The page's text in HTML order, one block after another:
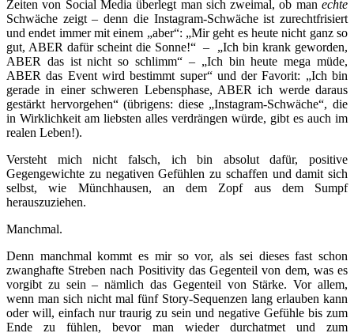
Zeiten von Social Media überlegt man sich zweimal, ob man echte
Schwäche zeigt – denn die Instagram-Schwäche ist zurechtfrisiert
und endet immer mit einem „aber“: „Mir geht es heute nicht ganz so
gut, ABER dafür scheint die Sonne!“ – „Ich bin krank geworden,
ABER das ist nicht so schlimm“ – „Ich bin heute mega müde,
ABER das Event wird bestimmt super“ und der Favorit: „Ich bin
gerade in einer schweren Lebensphase, ABER ich werde daraus
gestärkt hervorgehen“ (übrigens: diese „Instagram-Schwäche“, die
in Wirklichkeit am liebsten alles verdrängen würde, gibt es auch im
realen Leben!).
Versteht mich nicht falsch, ich bin absolut dafür, positive
Gegengewichte zu negativen Gefühlen zu schaffen und damit sich
selbst, wie Münchhausen, an dem Zopf aus dem Sumpf
herauszuziehen.
Manchmal.
Denn manchmal kommt es mir so vor, als sei dieses fast schon
zwanghafte Streben nach Positivity das Gegenteil von dem, was es
vorgibt zu sein – nämlich das Gegenteil von Stärke. Vor allem,
wenn man sich nicht mal fünf Story-Sequenzen lang erlauben kann
oder will, einfach nur traurig zu sein und negative Gefühle bis zum
Ende zu fühlen, bevor man wieder durchatmet und zum